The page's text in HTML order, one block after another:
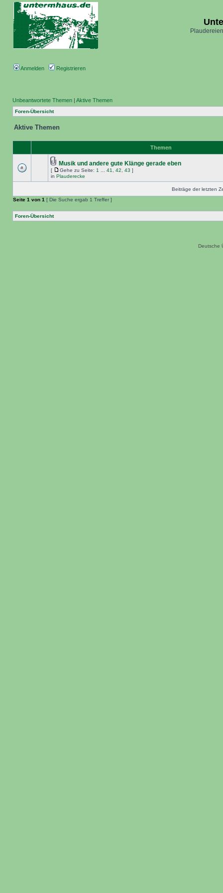
Anmelden Registrieren
Unbeantwortete Themen | Aktive Themen
Foren-Übersicht
Aktive Themen
Themen
Musik und andere gute Klänge gerade eben
[ Gehe zu Seite: 1 41 42 43 ]
in Plauderecke
Beiträge der letzten
Seite 1 von 1 [ Die Suche ergab 1 Treffer ]
Foren-Übersicht
Deutsche